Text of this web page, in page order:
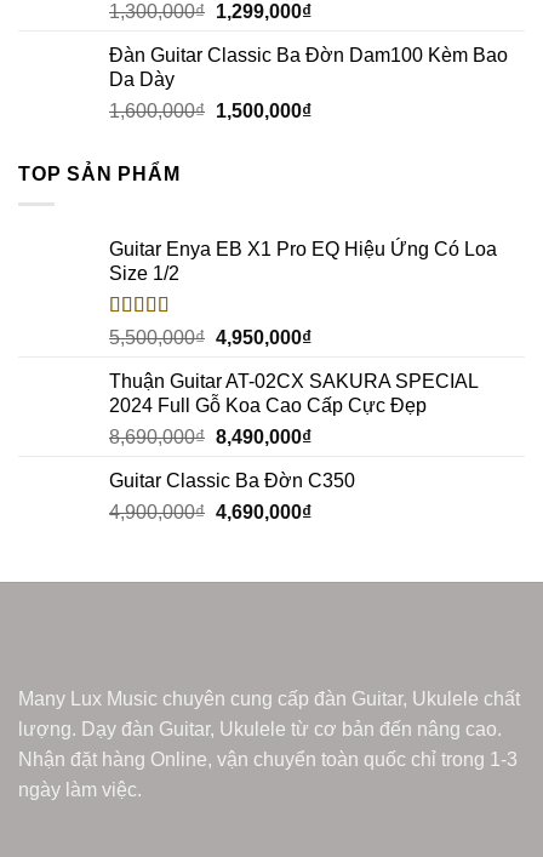
1,300,000₫ 1,299,000₫
Đàn Guitar Classic Ba Đờn Dam100 Kèm Bao
Da Dày
1,600,000₫ 1,500,000₫
TOP SẢN PHẨM
Guitar Enya EB X1 Pro EQ Hiệu Ứng Có Loa
Size 1/2
Rated5.00
out of 5
5,500,000₫ 4,950,000₫
Thuận Guitar AT-02CX SAKURA SPECIAL
2024 Full Gỗ Koa Cao Cấp Cực Đẹp
8,690,000₫ 8,490,000₫
Guitar Classic Ba Đờn C350
4,900,000₫ 4,690,000₫
Many Lux Music chuyên cung cấp đàn Guitar, Ukulele chất
lượng. Dạy đàn Guitar, Ukulele từ cơ bản đến nâng cao.
Nhận đặt hàng Online, vận chuyển toàn quốc chỉ trong 1-3
ngày làm việc.